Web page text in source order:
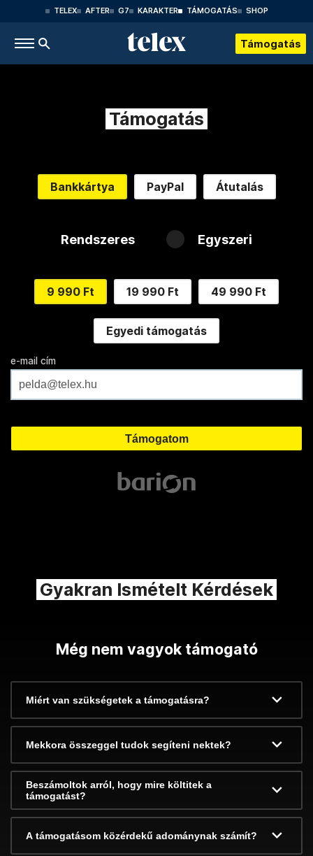
TELEX AFTER G7 KARAKTER TÁMOGATÁS SHOP
Támogatás
Támogatás
Bankkártya PayPal Átutalás
Rendszeres Egyszeri
9 990 Ft 19 990 Ft 49 990 Ft
Egyedi támogatás
e-mail cím
Gyakran Ismételt Kérdések
Még nem vagyok támogató
Miért van szükségetek a támogatásra?
Mekkora összeggel tudok segíteni nektek?
Beszámoltok arról, hogy mire költitek a
támogatást?
A támogatásom közérdekű adománynak számít?